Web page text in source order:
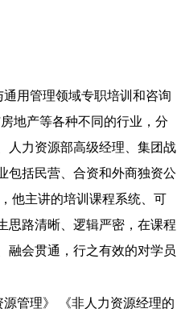
用管理领域专职培训和咨询
地产等各种不同的行业，分
人力资源部高级经理、集团战
包括民营、合资和外商独资公
他主讲的培训课程系统、可
思路清晰、逻辑严密，在课程
融会贯通，行之有效的对学员
管理》 《非人力资源经理的